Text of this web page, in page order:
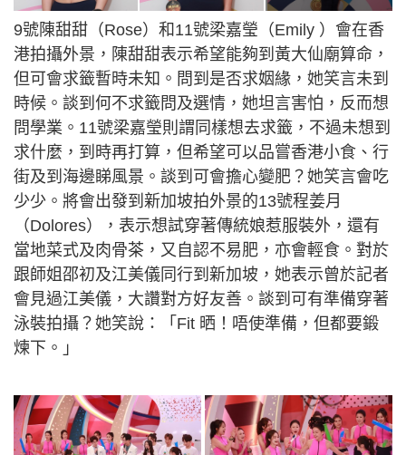
9號陳甜甜（Rose）和11號梁嘉瑩（Emily ）會在香
港拍攝外景，陳甜甜表示希望能夠到黃大仙廟算命，
但可會求籤暫時未知。問到是否求姻緣，她笑言未到
時候。談到何不求籤問及選情，她坦言害怕，反而想
問學業。11號梁嘉瑩則謂同樣想去求籤，不過未想到
求什麼，到時再打算，但希望可以品嘗香港小食、行
街及到海邊睇風景。談到可會擔心變肥？她笑言會吃
少少。將會出發到新加坡拍外景的13號程姜月
（Dolores），表示想試穿著傳統娘惹服裝外，還有
當地菜式及肉骨茶，又自認不易肥，亦會輕食。對於
跟師姐邵初及江美儀同行到新加坡，她表示曾於記者
會見過江美儀，大讚對方好友善。談到可有準備穿著
泳裝拍攝？她笑說：「Fit 晒！唔使準備，但都要鍛
煉下。」